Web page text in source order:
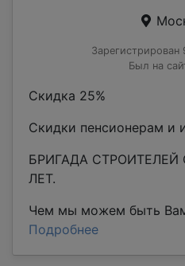
Зарегистрирован
Был на
Скидка 25%
Скидки пенсионерам и
БРИГАДА СТРОИТЕЛЕЙ
ЛЕТ.
Чем мы можем быть
Подробнее